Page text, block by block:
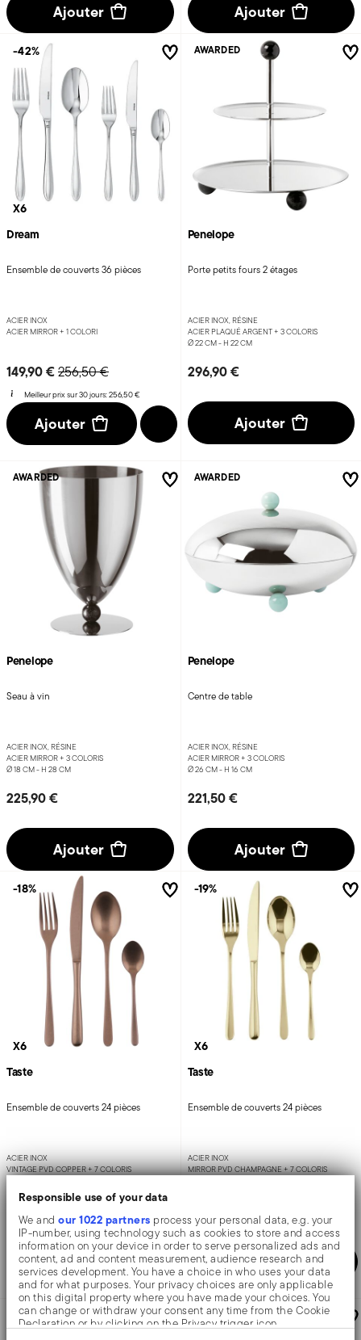
Responsible use of your data
We andour 1022 partners process your personal data, e.g. your
IP-number, using technology such as cookies to store and access
information on your device in order to serve personalized ads and
content, ad and content measurement, audience research and
services development. You have a choice in who uses your data
and for what purposes. Your privacy choices are only applicable
on this digital property where you have made your choices. You
can change or withdraw your consent any time from the Cookie
Declaration or by clicking on the Privacy trigger icon.
Ajouter Ajouter
X6
Dream
Ensemble de couverts 36 pièces
ACIER INOX
ACIER MIRROR + 1 COLORI
149,90 €Price reduced from
256,50 €to
Meilleur prix sur 30 jours:256,50 €
Ajouter
-42%
Penelope
Porte petits fours 2 étages
ACIER INOX, RÉSINE
ACIER PLAQUÉ ARGENT + 3 COLORIS
Ø 22 CM - H 22 CM
296,90 €
Ajouter
AWARDED
Penelope
Seau à vin
ACIER INOX, RÉSINE
ACIER MIRROR + 3 COLORIS
Ø 18 CM - H 28 CM
225,90 €
Ajouter
AWARDED
Penelope
Centre de table
ACIER INOX, RÉSINE
ACIER MIRROR + 3 COLORIS
Ø 26 CM - H 16 CM
221,50 €
Ajouter
AWARDED
X6
Taste
Ensemble de couverts 24 pièces
ACIER INOX
VINTAGE PVD COPPER +7 COLORIS
199,00 € Price reduced from
Meilleur prix sur 30 jours:241,50 €
Ajouter
-18%
X6
Taste
Ensemble de couverts 24 pièces
ACIER INOX
MIRROR PVD CHAMPAGNE +7 COLORIS
Meilleur prix sur 30 jours: 221,50 €
Ajouter
-19%
-36%